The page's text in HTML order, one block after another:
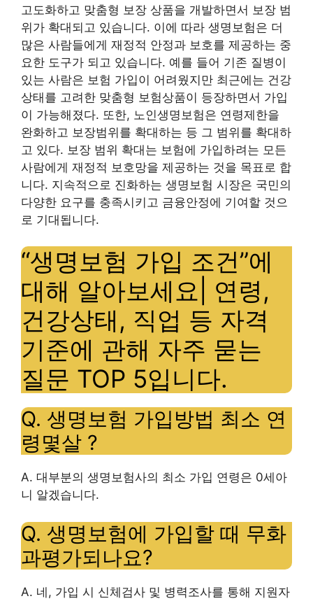
고도화하고 맞춤형 보장 상품을 개발하면서 보장 범
위가 확대되고 있습니다. 이에 따라 생명보험은 더
많은 사람들에게 재정적 안정과 보호를 제공하는 중
요한 도구가 되고 있습니다. 예를 들어 기존 질병이
있는 사람은 보험 가입이 어려웠지만 최근에는 건강
상태를 고려한 맞춤형 보험상품이 등장하면서 가입
이 가능해졌다. 또한, 노인생명보험은 연령제한을
완화하고 보장범위를 확대하는 등 그 범위를 확대하
고 있다. 보장 범위 확대는 보험에 가입하려는 모든
사람에게 재정적 보호망을 제공하는 것을 목표로 합
니다. 지속적으로 진화하는 생명보험 시장은 국민의
다양한 요구를 충족시키고 금융안정에 기여할 것으
로 기대됩니다.
“생명보험 가입 조건”에
대해 알아보세요| 연령,
건강상태, 직업 등 자격
기준에 관해 자주 묻는
질문 TOP 5입니다.
Q. 생명보험 가입방법 최소 연
령 몇살 ?
A. 대부분의 생명보험사의 최소 가입 연령은 0세 아
니 알겠습니다.
Q. 생명보험에 가입할 때 무화
과평가되나요?
A. 네, 가입 시 신체검사 및 병력조사를 통해 지원자